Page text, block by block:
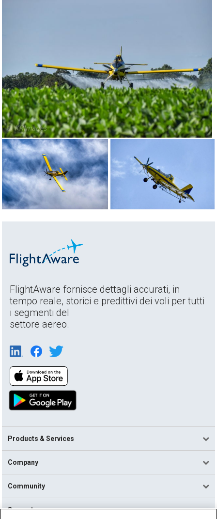
FlightAware fornisce dettagli accurati, in
tempo reale, storici e predittivi dei voli per tutti
i segmenti del
settore aereo.
Products & Services
Company
Community
Support